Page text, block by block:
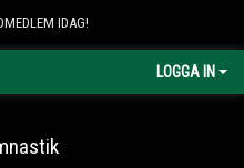
IDAG!
LOGGA IN